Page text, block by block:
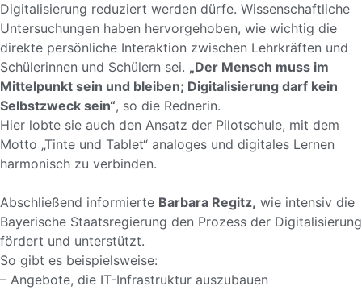
Digitalisierung reduziert werden dürfe. Wissenschaftliche
Untersuchungen haben hervorgehoben, wie wichtig die
direkte persönliche Interaktion zwischen Lehrkräften und
Schülerinnen und Schülern sei. „Der Mensch muss im
Mittelpunkt sein und bleiben; Digitalisierung darf kein
Selbstzweck sein“, so die Rednerin.
Hier lobte sie auch den Ansatz der Pilotschule, mit dem
Motto „Tinte und Tablet“ analoges und digitales Lernen
harmonisch zu verbinden.
Abschließend informierte Barbara Regitz, wie intensiv die
Bayerische Staatsregierung den Prozess der Digitalisierung
fördert und unterstützt.
So gibt es beispielsweise:
– Angebote, die IT-Infrastruktur auszubauen